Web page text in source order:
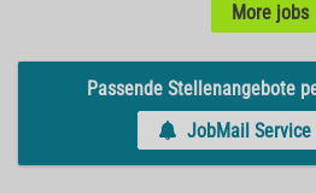
More jobs
Passende Stellenangebote
JobMail Service